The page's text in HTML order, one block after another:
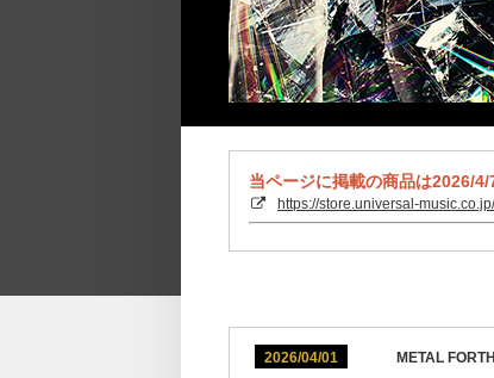
当ページに掲載の商品は2026/
https://store.universal-
2026/04/01 METAL